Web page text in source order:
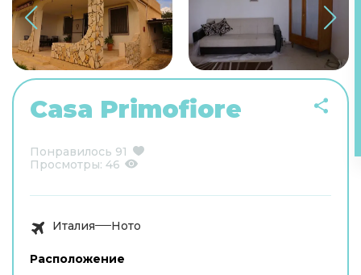
Casa Primofiore
Понравилось 91
Просмотры: 46
Италия Ното
Расположение